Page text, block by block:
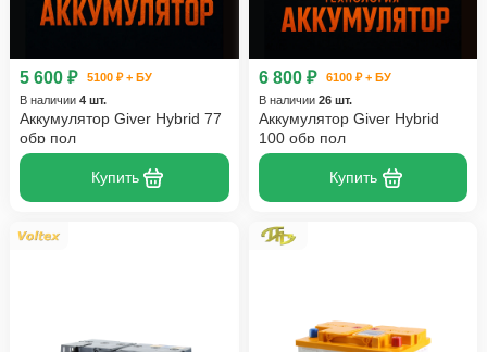
5 600 ₽
5100 ₽ + БУ
В наличии 4 шт.
Аккумулятор Giver Hybrid 77
обр пол
Купить
6 800 ₽
6100 ₽ + БУ
В наличии 26 шт.
Аккумулятор Giver Hybrid
100 обр пол
Купить